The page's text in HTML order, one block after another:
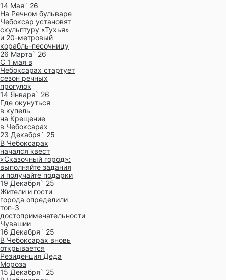
14 Мая` 26
На Речном бульваре
Чебоксар установят
скульптуру «Тухья»
и 20-метровый
корабль-песочницу
26 Марта` 26
С 1 мая в
Чебоксарах стартует
сезон речных
прогулок
14 Января` 26
Где окунуться
в купель
на Крещение
в Чебоксарах
23 Декабря` 25
В Чебоксарах
начался квест
«Сказочный город»:
выполняйте задания
и получайте подарки
19 Декабря` 25
Жители и гости
города определили
топ-3
достопримечательности
Чувашии
16 Декабря` 25
В Чебоксарах вновь
открывается
Резиденция Деда
Мороза
15 Декабря` 25